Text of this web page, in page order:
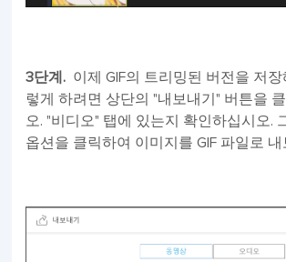
3단계. 이제 GIF의 트리밍된 버전을 저
렇게 하려면 상단의 "내보내기" 버튼을 클
오. "비디오" 탭에 있는지 확인하십시오.
옵션을 클릭하여 이미지를 GIF 파일로 내